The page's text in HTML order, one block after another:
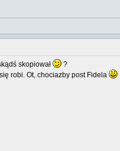
skopiował
?
robi. Ot, chociazby post Fidela